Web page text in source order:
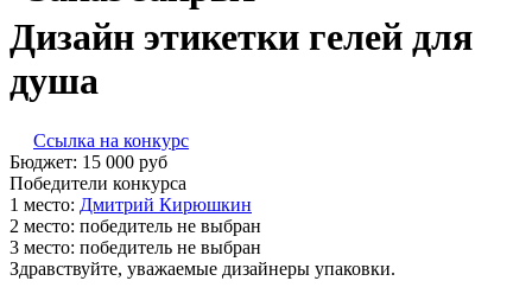
Дизайн этикетки гелей для
душа
Ссылка на конкурс
Бюджет: 15 000 руб
Победители конкурса
1 место: Д­мит­рий Ки­рюш­кин
2 место: победитель не выбран
3 место: победитель не выбран
Здравствуйте, уважаемые дизайнеры упаковки.